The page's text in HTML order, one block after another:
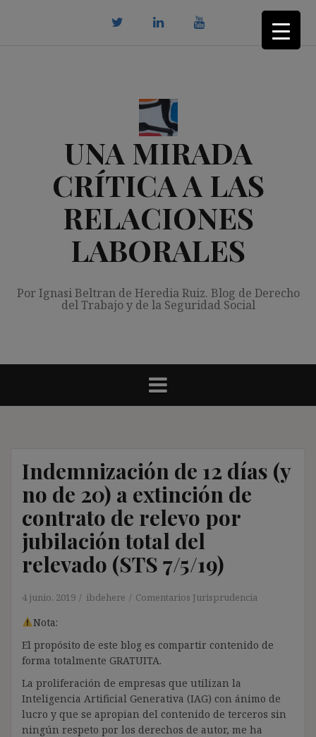
UNA MIRADA
CRÍTICA A LAS
RELACIONES
LABORALES
Por Ignasi Beltran de Heredia Ruiz. Blog de Derecho
del Trabajo y de la Seguridad Social
Indemnización de 12 días (y
no de 20) a extinción de
contrato de relevo por
jubilación total del
relevado (STS 7/5/19)
4 junio, 2019 ibdehere Comentarios Jurisprudencia
Nota:
El propósito de este blog es compartir contenido de
forma totalmente GRATUITA.
La proliferación de empresas que utilizan la
Inteligencia Artificial Generativa (IAG) con ánimo de
lucro y que se apropian del contenido de terceros sin
ningún respeto por los derechos de autor, me ha